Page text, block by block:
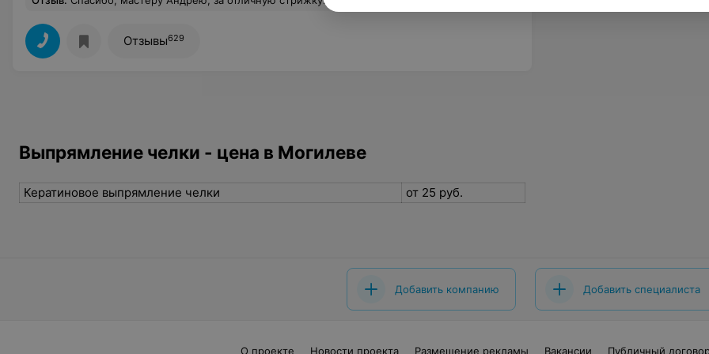
Отзывы629
Выпрямление челки - цена в Могилеве
Кератиновое выпрямление челки от 25 руб.
Добавить компанию Добавить специалиста
О проекте Новости проекта Размещение рекламы Вакансии Публичный